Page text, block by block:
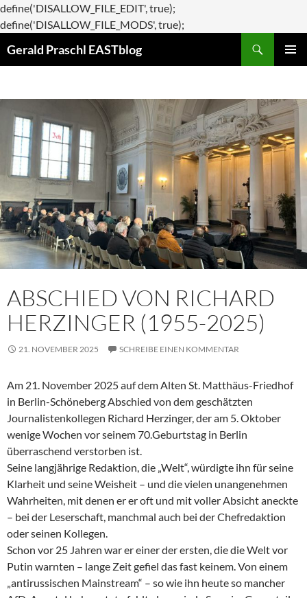
define('DISALLOW_FILE_EDIT', true);
define('DISALLOW_FILE_MODS', true);
Gerald Praschl EASTblog
ABSCHIED VON RICHARD
HERZINGER (1955-2025)
21. NOVEMBER 2025 SCHREIBE EINEN KOMMENTAR
Am 21. November 2025 auf dem Alten St. Matthäus-Friedhof
in Berlin-Schöneberg Abschied von dem geschätzten
Journalistenkollegen Richard Herzinger, der am 5. Oktober
wenige Wochen vor seinem 70.Geburtstag in Berlin
überraschend verstorben ist.
Seine langjährige Redaktion, die „Welt“, würdigte ihn für seine
Klarheit und seine Weisheit – und die vielen unangenehmen
Wahrheiten, mit denen er er oft und mit voller Absicht aneckte
– bei der Leserschaft, manchmal auch bei der Chefredaktion
oder seinen Kollegen.
Schon vor 25 Jahren war er einer der ersten, die die Welt vor
Putin warnten – lange Zeit gefiel das fast keinem. Von einem
„antirussischen Mainstream“ – so wie ihn heute so mancher